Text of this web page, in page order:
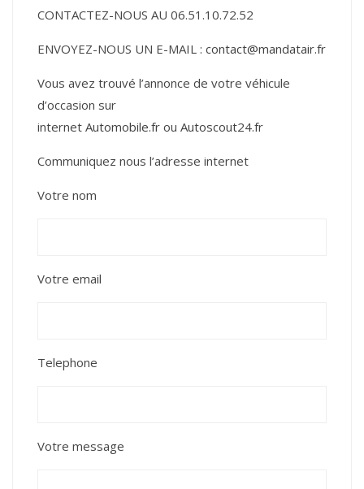
CONTACTEZ-NOUS AU 06.51.10.72.52
ENVOYEZ-NOUS UN E-MAIL : contact@mandatair.fr
Vous avez trouvé l’annonce de votre véhicule
d’occasion sur
internet Automobile.fr ou Autoscout24.fr
Communiquez nous l’adresse internet
Votre nom
Votre email
Telephone
Votre message